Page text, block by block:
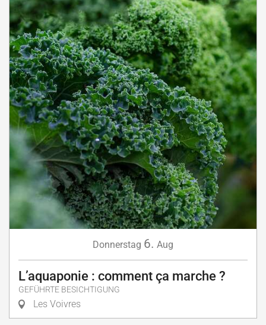
Donnerstag 6. Aug
L’aquaponie : comment ça marche ?
GEFÜHRTE BESICHTIGUNG
Les Voivres